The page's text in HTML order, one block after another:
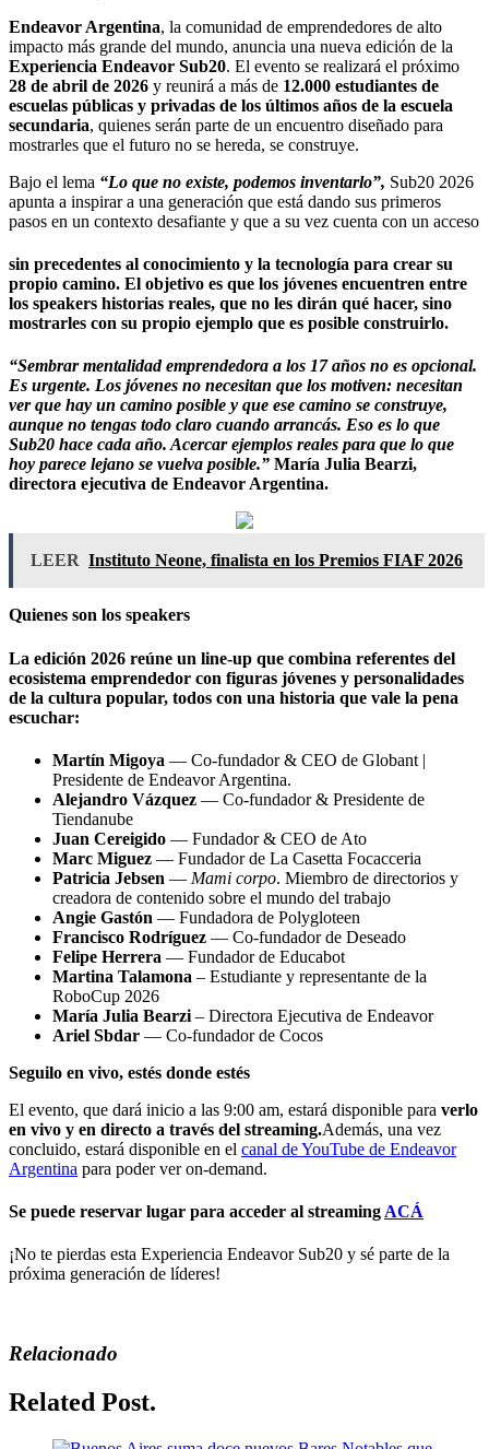
Endeavor Argentina, la comunidad de emprendedores de alto
impacto más grande del mundo, anuncia una nueva edición de la
Experiencia Endeavor Sub20. El evento se realizará el próximo
28 de abril de 2026 y reunirá a más de 12.000 estudiantes de
escuelas públicas y privadas de los últimos años de la escuela
secundaria, quienes serán parte de un encuentro diseñado para
mostrarles que el futuro no se hereda, se construye.
Bajo el lema “Lo que no existe, podemos inventarlo”, Sub20 2026
apunta a inspirar a una generación que está dando sus primeros
pasos en un contexto desafiante y que a su vez cuenta con un acceso
sin precedentes al conocimiento y la tecnología para crear su
propio camino. El objetivo es que los jóvenes encuentren entre
los speakers historias reales, que no les dirán qué hacer, sino
mostrarles con su propio ejemplo que es posible construirlo.
“Sembrar mentalidad emprendedora a los 17 años no es opcional.
Es urgente. Los jóvenes no necesitan que los motiven: necesitan
ver que hay un camino posible y que ese camino se construye,
aunque no tengas todo claro cuando arrancás. Eso es lo que
Sub20 hace cada año. Acercar ejemplos reales para que lo que
hoy parece lejano se vuelva posible.” María Julia Bearzi,
directora ejecutiva de Endeavor Argentina.
LEER Instituto Neone, finalista en los Premios FIAF 2026
Quienes son los speakers
La edición 2026 reúne un line-up que combina referentes del
ecosistema emprendedor con figuras jóvenes y personalidades
de la cultura popular, todos con una historia que vale la pena
escuchar:
Martín Migoya — Co-fundador & CEO de Globant |
Presidente de Endeavor Argentina.
Alejandro Vázquez — Co-fundador & Presidente de
Tiendanube
Juan Cereigido — Fundador & CEO de Ato
Marc Miguez — Fundador de La Casetta Focacceria
Patricia Jebsen — Mami corpo. Miembro de directorios y
creadora de contenido sobre el mundo del trabajo
Angie Gastón — Fundadora de Polygloteen
Francisco Rodríguez — Co-fundador de Deseado
Felipe Herrera — Fundador de Educabot
Martina Talamona – Estudiante y representante de la
RoboCup 2026
María Julia Bearzi – Directora Ejecutiva de Endeavor
Ariel Sbdar — Co-fundador de Cocos
Seguilo en vivo, estés donde estés
El evento, que dará inicio a las 9:00 am, estará disponible para verlo
en vivo y en directo a través del streaming.Además, una vez
concluido, estará disponible en el canal de YouTube de Endeavor
Argentina para poder ver on-demand.
Se puede reservar lugar para acceder al streaming ACÁ
¡No te pierdas esta Experiencia Endeavor Sub20 y sé parte de la
próxima generación de líderes!
Relacionado
Related Post.